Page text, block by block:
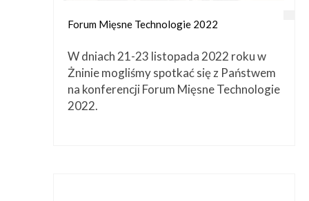
Forum Mięsne Technologie 2022
W dniach 21-23 listopada 2022 roku w
Żninie mogliśmy spotkać się z Państwem
na konferencji Forum Mięsne Technologie
2022.